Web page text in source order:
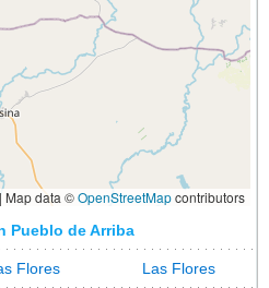
| Map data ©OpenStreetMapcontributors
Pueblo de Arriba
Flores Las Flores